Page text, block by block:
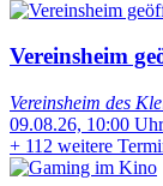
Vereinsheim
Vereinsheim des
09.08.26, 10:00 Uhr
+ 112 weitere